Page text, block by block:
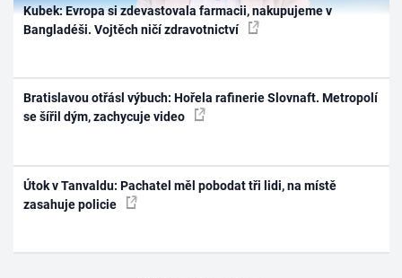
Kubek: Evropa si zdevastovala farmacii, nakupujeme v
Bangladéši. Vojtěch ničí zdravotnictví
Bratislavou otřásl výbuch: Hořela rafinerie Slovnaft. Metropolí
se šířil dým, zachycuje video
Útok v Tanvaldu: Pachatel měl pobodat tři lidi, na místě
zasahuje policie